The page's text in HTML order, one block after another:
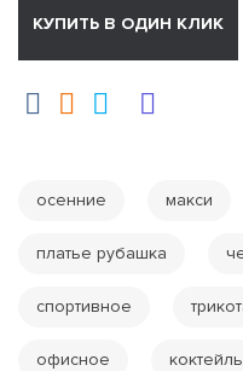
КУПИТЬ В ОДИН КЛИК
осенние макси
платье рубашка
спортивное
офисное